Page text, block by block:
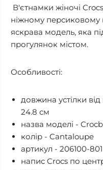
В'єтнамки жіночі
ніжному персиковому
яскрава модель, яка
прогулянок містом.
Особливості:
довжина устілки
24.8 см
назва моделі -
колір - Cantaloupe
артикул - 206100-801
напис Crocs по